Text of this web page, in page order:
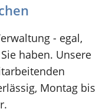
- egal,
haben. Unsere
Montag bis